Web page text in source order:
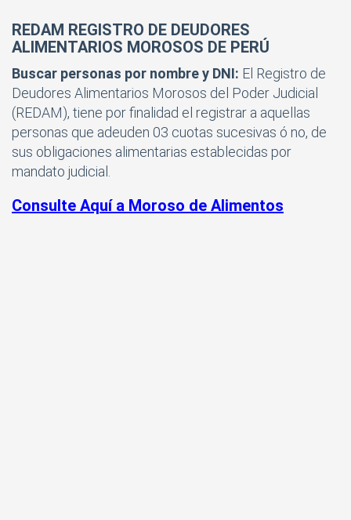
REDAM REGISTRO DE DEUDORES
ALIMENTARIOS MOROSOS DE PERÚ
Buscar personas por nombre y DNI: El Registro de
Deudores Alimentarios Morosos del Poder Judicial
(REDAM), tiene por finalidad el registrar a aquellas
personas que adeuden 03 cuotas sucesivas ó no, de
sus obligaciones alimentarias establecidas por
mandato judicial.
Consulte Aquí a Moroso de Alimentos